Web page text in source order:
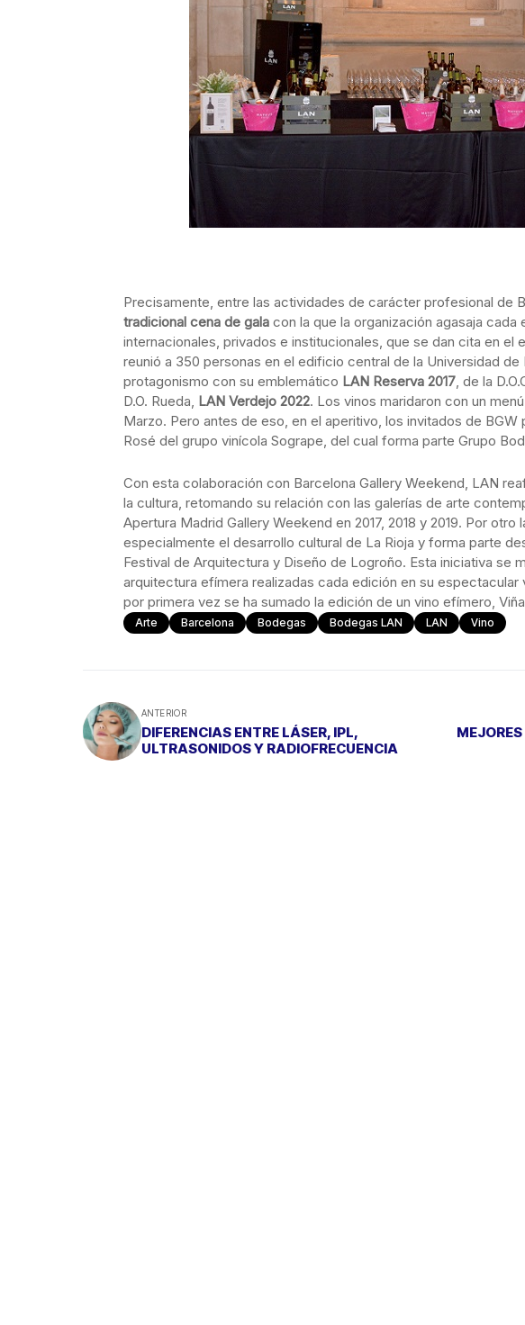
Precisamente, entre las actividades de carácter profesional de
tradicional cena de gala con la que la organización agasaja
internacionales, privados e institucionales, que se dan cita en el
reunió a 350 personas en el edificio central de la Universidad
protagonismo con su emblemático LAN Reserva 2017, de la
D.O. Rueda, LAN Verdejo 2022. Los vinos maridaron con un
Marzo. Pero antes de eso, en el aperitivo, los invitados de
Rosé del grupo vinícola Sogrape, del cual forma parte Grupo
Con esta colaboración con Barcelona Gallery Weekend, LAN
la cultura, retomando su relación con las galerías de arte
Apertura Madrid Gallery Weekend en 2017, 2018 y 2019. Por
especialmente el desarrollo cultural de La Rioja y forma parte
Festival de Arquitectura y Diseño de Logroño. Esta iniciativa se
arquitectura efímera realizadas cada edición en su espectacular
por primera vez se ha sumado la edición de un vino efímero,
Arte Barcelona Bodegas Bodegas LAN LAN Vino
ANTERIOR
DIFERENCIAS ENTRE LÁSER, IPL,
ULTRASONIDOS Y RADIOFRECUENCIA